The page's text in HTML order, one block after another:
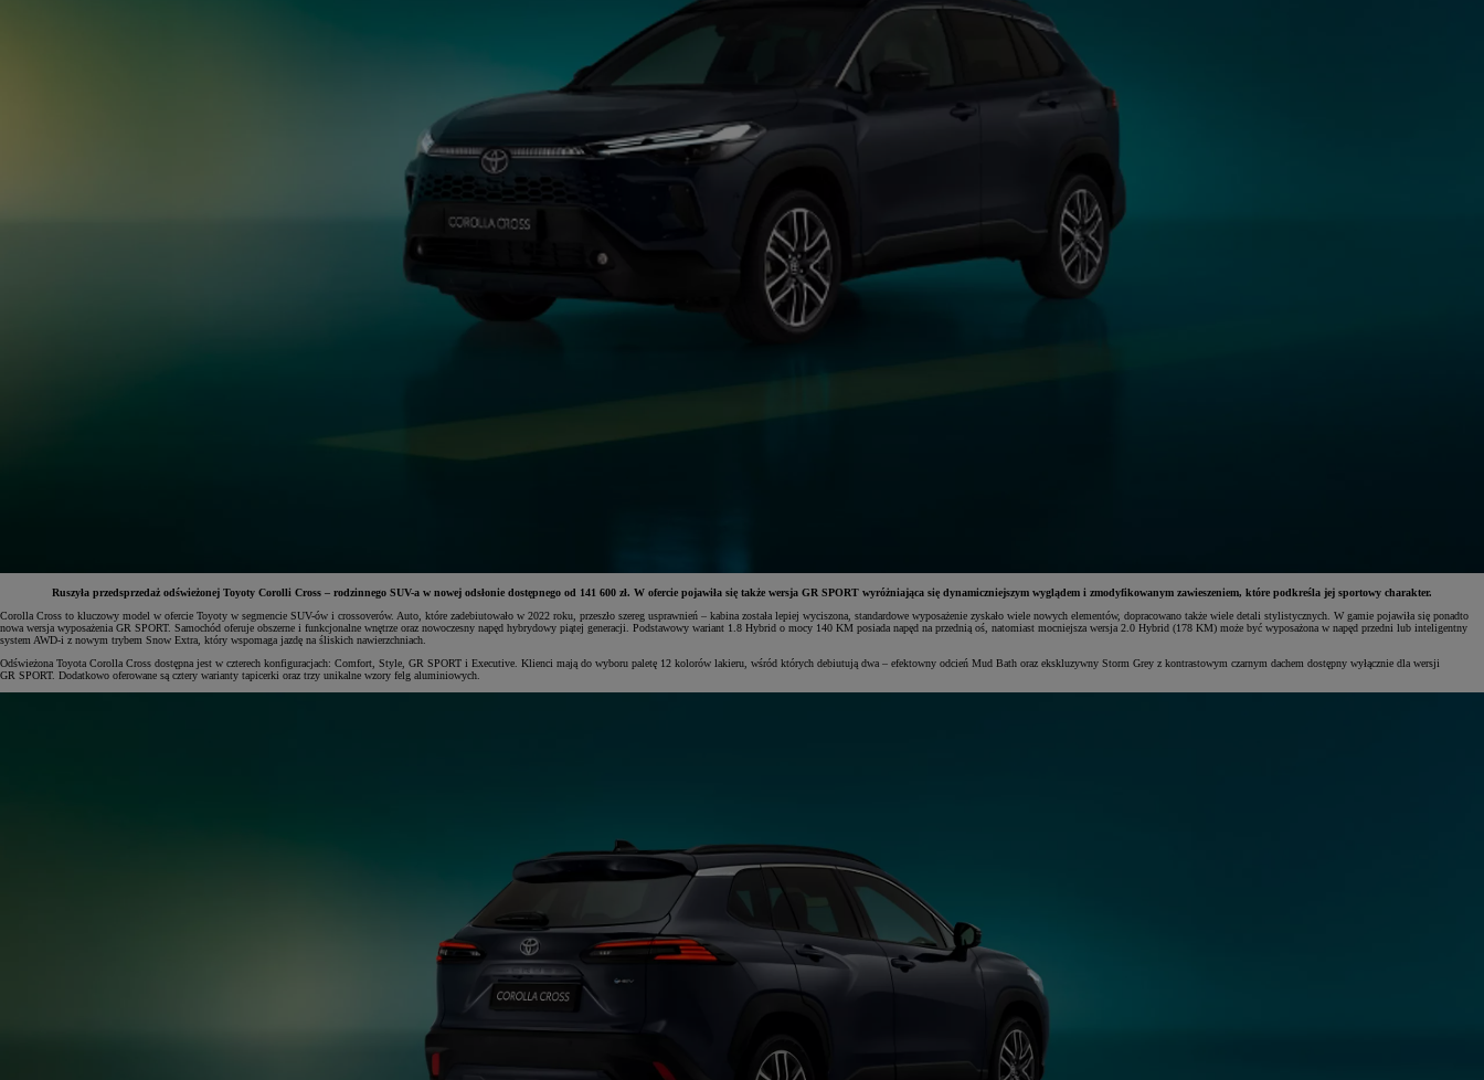
Yaris Cross
HYBRID
Ruszyła przedsprzedaż odświeżonej Toyoty Corolli Cross – rodzinnego SUV-a w nowej odsłonie dostępnego od 141 600 zł. W ofercie pojawiła się także wersja GR SPORT wyróżniająca się dynamiczniejszym wyglądem i zmodyfikowanym zawieszeniem, które podkreśla jej sportowy charakter.
Corolla Cross to kluczowy model w ofercie Toyoty w segmencie SUV-ów i crossoverów. Auto, które zadebiutowało w 2022 roku, przeszło szereg usprawnień – kabina została lepiej wyciszona, standardowe wyposażenie zyskało wiele nowych elementów, dopracowano także wiele detali stylistycznych. W gamie pojawiła się ponadto
nowa wersja wyposażenia GR SPORT. Samochód oferuje obszerne i funkcjonalne wnętrze oraz nowoczesny napęd hybrydowy piątej generacji. Podstawowy wariant 1.8 Hybrid o mocy 140 KM posiada napęd na przednią oś, natomiast mocniejsza wersja 2.0 Hybrid (178 KM) może być wyposażona w napęd przedni lub inteligentny
system AWD-i z nowym trybem Snow Extra, który wspomaga jazdę na śliskich nawierzchniach.
Odświeżona Toyota Corolla Cross dostępna jest w czterech konfiguracjach: Comfort, Style, GR SPORT i Executive. Klienci mają do wyboru paletę 12 kolorów lakieru, wśród których debiutują dwa – efektowny odcień Mud Bath oraz ekskluzywny Storm Grey z kontrastowym czarnym dachem dostępny wyłącznie dla wersji
GR SPORT. Dodatkowo oferowane są cztery warianty tapicerki oraz trzy unikalne wzory felg aluminiowych.